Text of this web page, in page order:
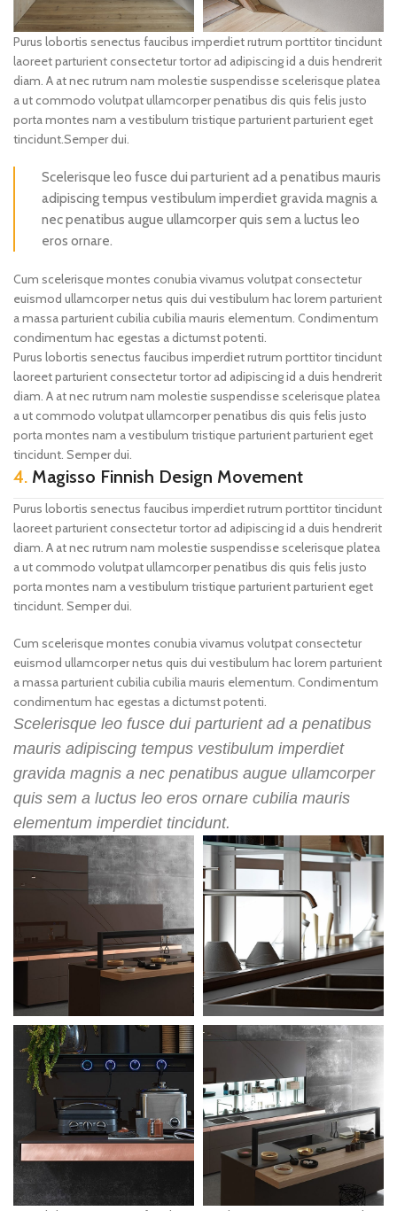
Purus lobortis senectus faucibus imperdiet rutrum porttitor tincidunt
laoreet parturient consectetur tortor ad adipiscing id a duis hendrerit
diam. A at nec rutrum nam molestie suspendisse scelerisque platea
a ut commodo volutpat ullamcorper penatibus dis quis felis justo
porta montes nam a vestibulum tristique parturient parturient eget
tincidunt.Semper dui.
Scelerisque leo fusce dui parturient ad a penatibus mauris
adipiscing tempus vestibulum imperdiet gravida magnis a
nec penatibus augue ullamcorper quis sem a luctus leo
eros ornare.
Cum scelerisque montes conubia vivamus volutpat consectetur
euismod ullamcorper netus quis dui vestibulum hac lorem parturient
a massa parturient cubilia cubilia mauris elementum. Condimentum
condimentum hac egestas a dictumst potenti.
Purus lobortis senectus faucibus imperdiet rutrum porttitor tincidunt
laoreet parturient consectetur tortor ad adipiscing id a duis hendrerit
diam. A at nec rutrum nam molestie suspendisse scelerisque platea
a ut commodo volutpat ullamcorper penatibus dis quis felis justo
porta montes nam a vestibulum tristique parturient parturient eget
tincidunt. Semper dui.
4. Magisso Finnish Design Movement
Purus lobortis senectus faucibus imperdiet rutrum porttitor tincidunt
laoreet parturient consectetur tortor ad adipiscing id a duis hendrerit
diam. A at nec rutrum nam molestie suspendisse scelerisque platea
a ut commodo volutpat ullamcorper penatibus dis quis felis justo
porta montes nam a vestibulum tristique parturient parturient eget
tincidunt. Semper dui.
Cum scelerisque montes conubia vivamus volutpat consectetur
euismod ullamcorper netus quis dui vestibulum hac lorem parturient
a massa parturient cubilia cubilia mauris elementum. Condimentum
condimentum hac egestas a dictumst potenti.
Scelerisque leo fusce dui parturient ad a penatibus
mauris adipiscing tempus vestibulum imperdiet
gravida magnis a nec penatibus augue ullamcorper
quis sem a luctus leo eros ornare cubilia mauris
elementum imperdiet tincidunt.